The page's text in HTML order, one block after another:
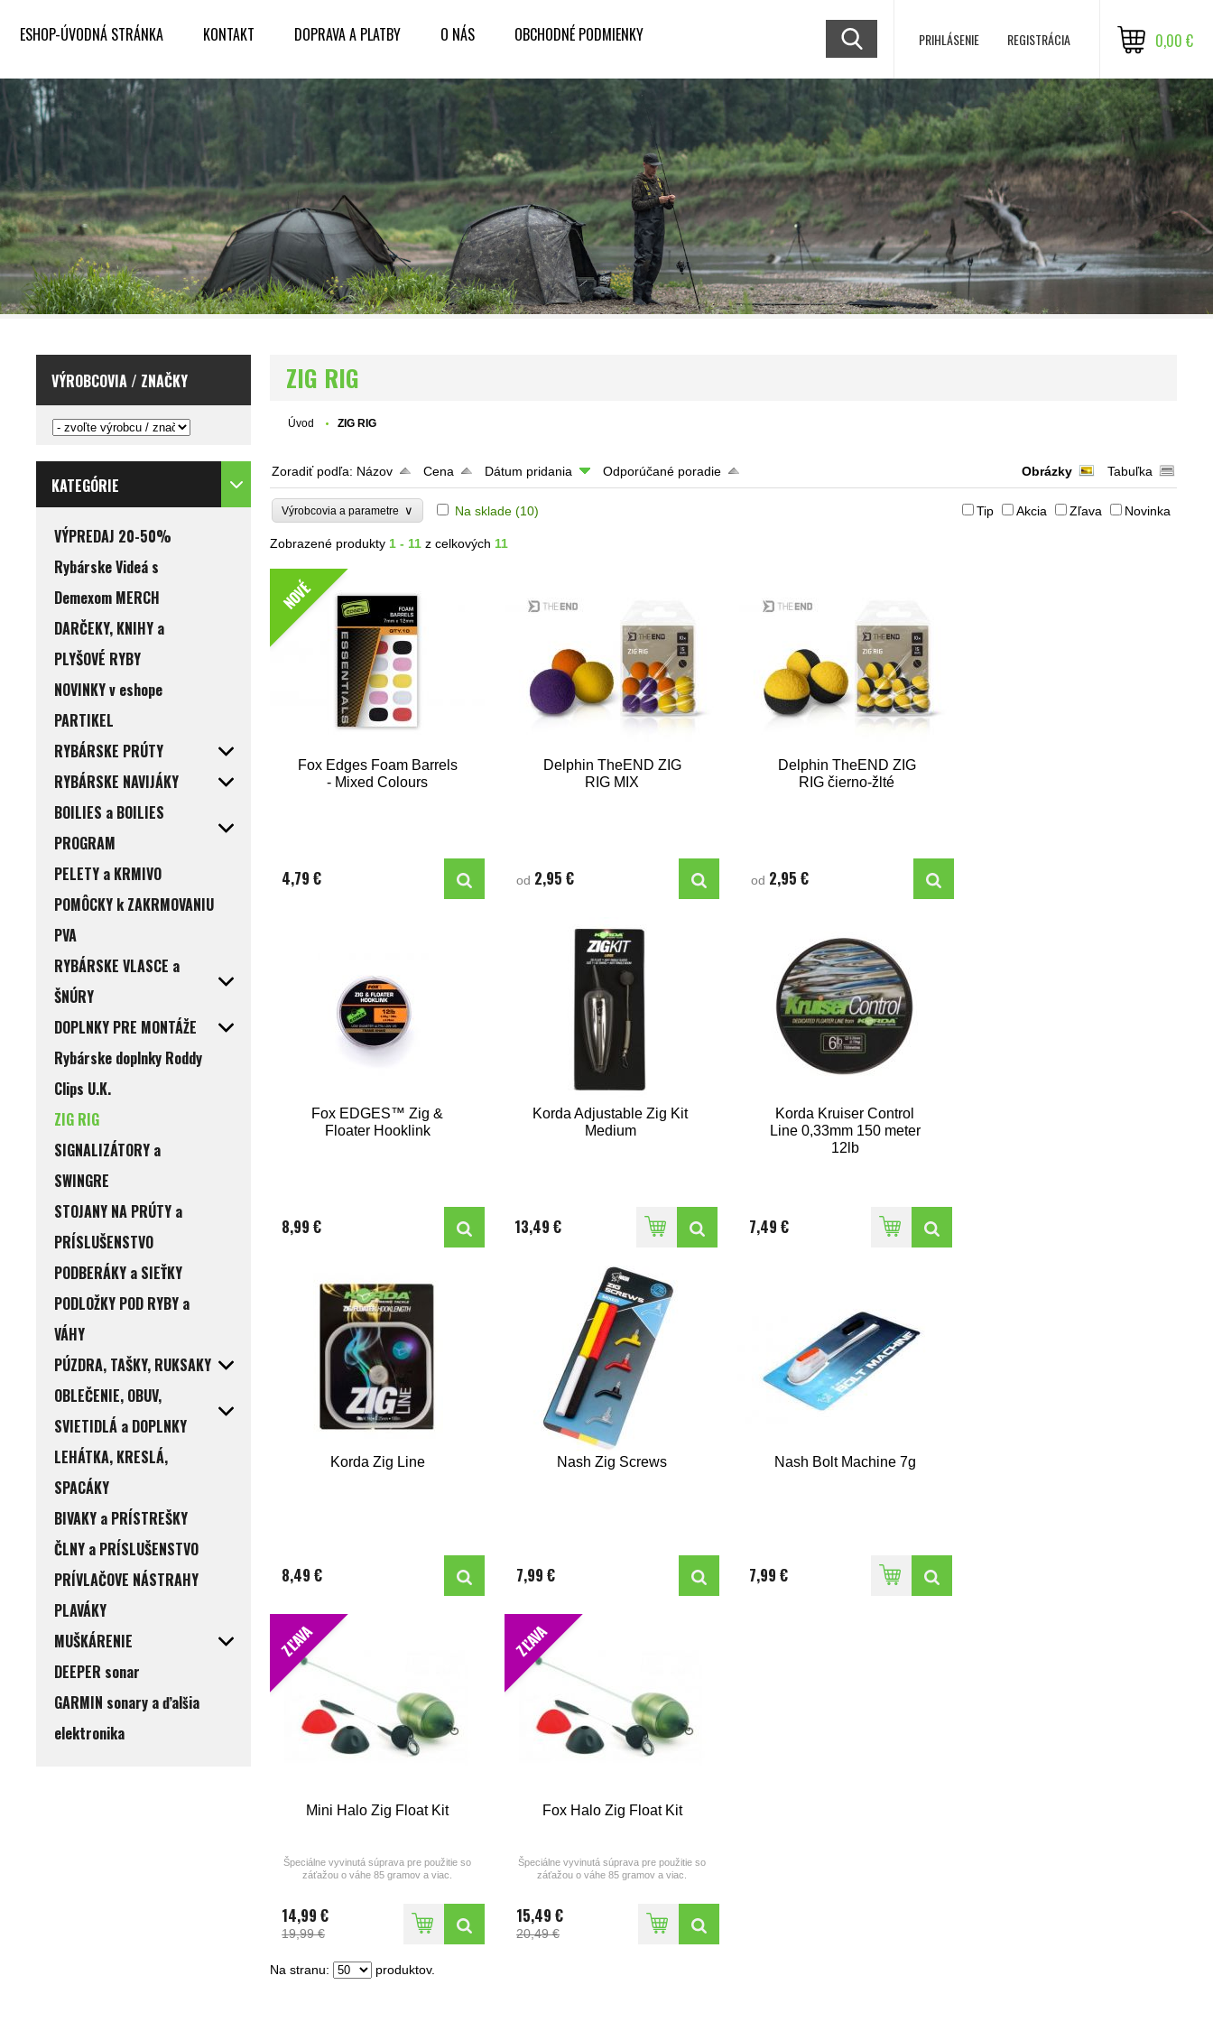
ESHOP-ÚVODNÁ STRÁNKA KONTAKT DOPRAVA A PLATBY O NÁS OBCHODNÉ PODMIENKY 0,00 €
PRIHLÁSENIE REGISTRÁCIA
VÝROBCOVIA / ZNAČKY
KATEGÓRIE
VÝPREDAJ 20-50%
Rybárske Videá s
Demexom MERCH
DARČEKY, KNIHY a
PLYŠOVÉ RYBY
NOVINKY v eshope
PARTIKEL
RYBÁRSKE PRÚTY
RYBÁRSKE NAVIJÁKY
BOILIES a BOILIES
PROGRAM
PELETY a KRMIVO
POMÔCKY k ZAKRMOVANIU
PVA
RYBÁRSKE VLASCE a
ŠNÚRY
DOPLNKY PRE MONTÁŽE
Rybárske doplnky Roddy
Clips U.K.
ZIG RIG
SIGNALIZÁTORY a
SWINGRE
STOJANY NA PRÚTY a
PRÍSLUŠENSTVO
PODBERÁKY a SIEŤKY
PODLOŽKY POD RYBY a
VÁHY
PÚZDRA, TAŠKY, RUKSAKY
OBLEČENIE, OBUV,
SVIETIDLÁ a DOPLNKY
LEHÁTKA, KRESLÁ,
SPACÁKY
BIVAKY a PRÍSTREŠKY
ČLNY a PRÍSLUŠENSTVO
PRÍVLAČOVE NÁSTRAHY
PLAVÁKY
MUŠKÁRENIE
DEEPER sonar
GARMIN sonary a ďalšia
elektronika
ZIG RIG
Úvod ZIG RIG
Zoradiť podľa: Názov Cena Dátum pridania Odporúčané poradie Obrázky Tabuľka
Výrobcovia a parametre ∨ Na sklade (10) Tip Akcia Zľava Novinka
Zobrazené produkty1 - 11 z celkových11
NOVÉ
Fox Edges Foam Barrels
- Mixed Colours
4,79 €
Delphin TheEND ZIG
RIG MIX
od 2,95 €
Delphin TheEND ZIG
RIG čierno-žlté
od 2,95 €
Fox EDGES™ Zig &
Floater Hooklink
8,99 €
Korda Adjustable Zig Kit
Medium
13,49 €
Korda Kruiser Control
Line 0,33mm 150 meter
12lb
7,49 €
Korda Zig Line
8,49 €
Nash Zig Screws
7,99 €
Nash Bolt Machine 7g
7,99 €
ZĽAVA
Mini Halo Zig Float Kit
Špeciálne vyvinutá súprava pre použitie so
záťažou o váhe 85 gramov a viac.
14,99 €
19,99 €
ZĽAVA
Fox Halo Zig Float Kit
Špeciálne vyvinutá súprava pre použitie so
záťažou o váhe 85 gramov a viac.
15,49 €
20,49 €
Na stranu: produktov.